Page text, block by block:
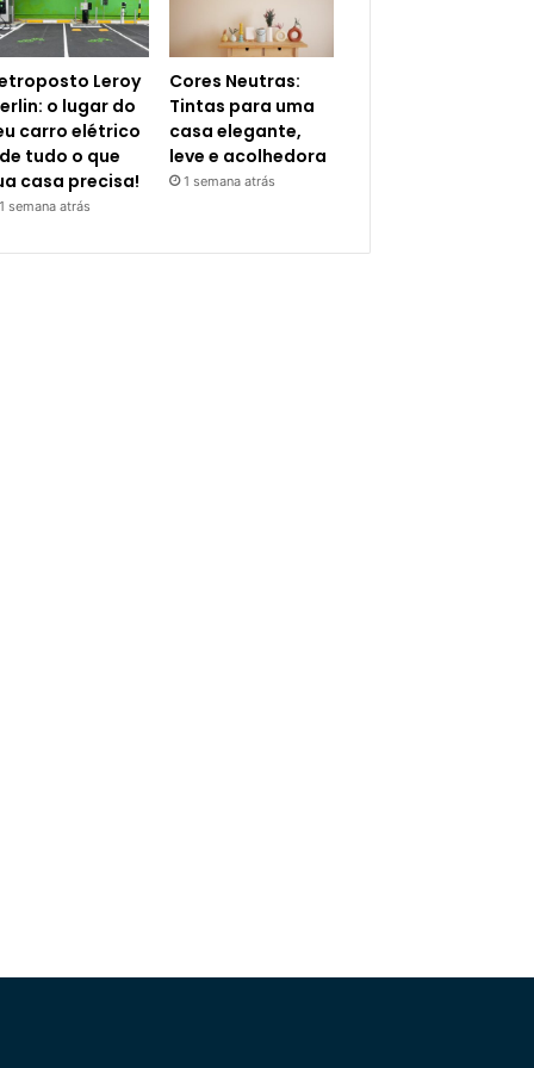
Leroy
o lugar do
carro elétrico
tudo o que
casa precisa!
1 semana atrás
Cores Neutras:
Tintas para uma
casa elegante,
leve e acolhedora
1 semana atrás